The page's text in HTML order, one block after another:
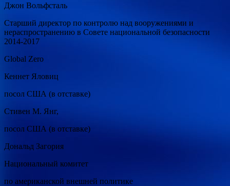
Джон Вольфсталь
Старший директор по контролю над вооружениями и
нераспространению в Совете национальной безопасности
2014-2017
Global Zero
Кеннет Яловиц
посол США (в отставке)
Стивен М. Янг,
посол США (в отставке)
Дональд Загория
Национальный комитет
по американской внешней политике